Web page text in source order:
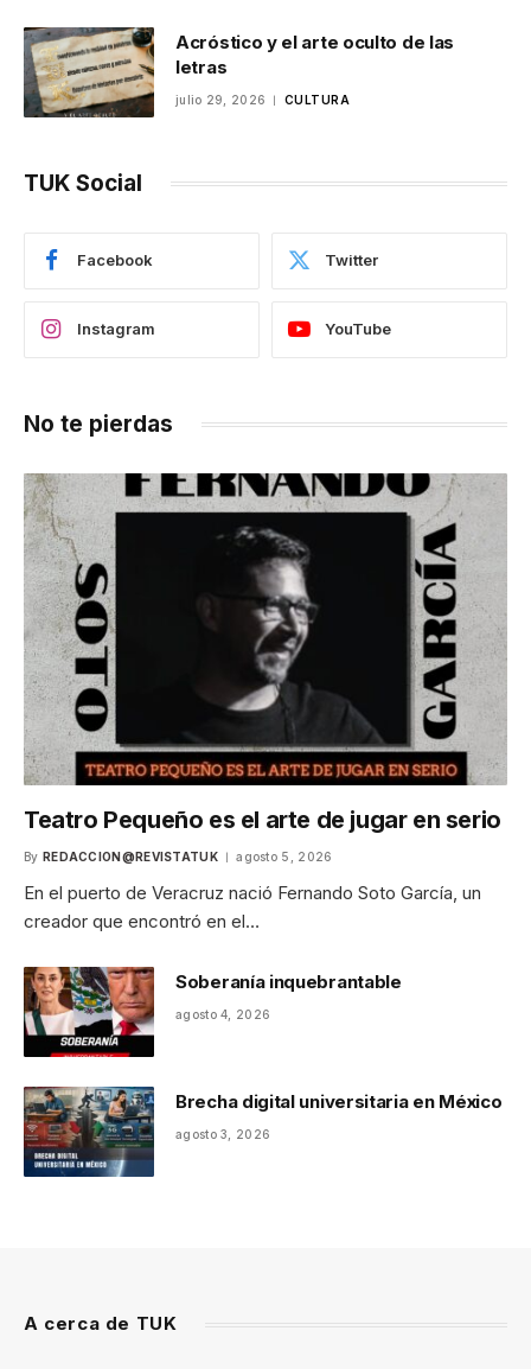
Acróstico y el arte oculto de las
letras
julio 29, 2026 CULTURA
TUK Social
Facebook Twitter
Instagram YouTube
No te pierdas
Teatro Pequeño es el arte de jugar en serio
By REDACCION@REVISTATUK agosto 5, 2026
En el puerto de Veracruz nació Fernando Soto García, un
creador que encontró en el…
Soberanía inquebrantable
agosto 4, 2026
Brecha digital universitaria en México
agosto 3, 2026
A cerca de TUK